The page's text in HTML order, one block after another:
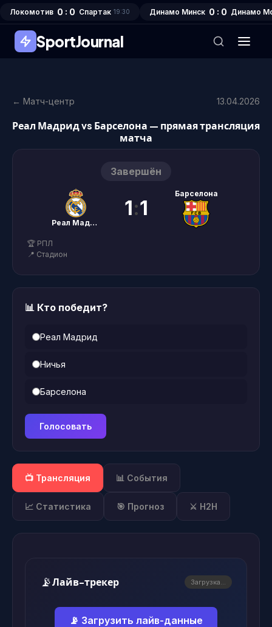
Локомотив 0 : 0 Спартак 19:30 Динамо Минск 0 : 0 Динамо
SportJournal
← Матч-центр 13.04.2026
Реал Мадрид vs Барселона — прямая трансляция
матча
Завершён
Реал Мадрид
1:1
Барселона
🏆 РПЛ
📍 Стадион
📊 Кто победит?
Реал Мадрид
Ничья
Барселона
Голосовать
📺 Трансляция 📊 События
📈 Статистика 🎯 Прогноз ⚔️ H2H
📡Лайв-трекер Загрузка...
📡 Загрузить лайв-данные